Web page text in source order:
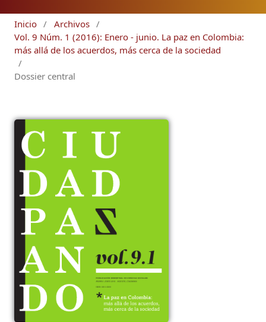
Inicio / Archivos /
Vol. 9 Núm. 1 (2016): Enero - junio. La paz en Colombia:
más allá de los acuerdos, más cerca de la sociedad
/
Dossier central